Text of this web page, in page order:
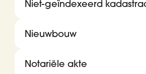
Niet-geïndexeerd
Nieuwbouw
Notariële akte